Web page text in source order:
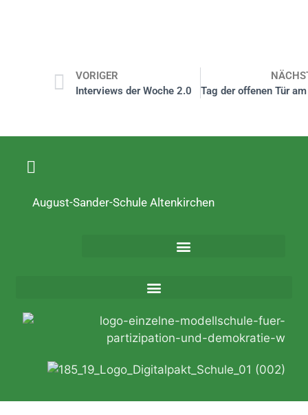
VORIGER
Interviews der Woche 2.0
August-Sander-Schule Altenkirchen